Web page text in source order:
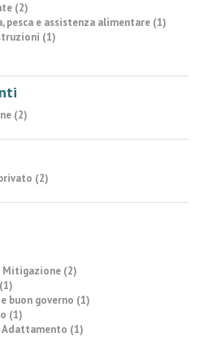
(2)
e assistenza alimentare (1)
(1)
(2)
(2)
(2)
buon governo (1)
(1)
(1)